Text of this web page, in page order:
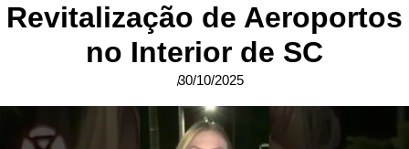
Revitalização de Aeroportos
no Interior de SC
30/10/2025